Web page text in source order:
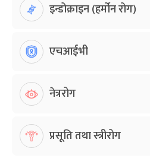
इन्डोक्राइन (हर्मोन रोग)
एचआईभी
नेत्ररोग
प्रसूति तथा स्त्रीरोग